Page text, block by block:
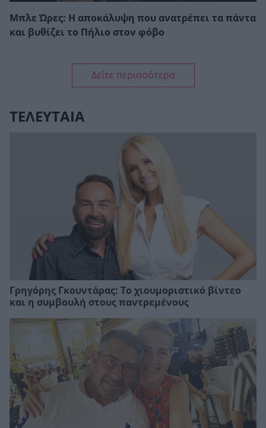
Μπλε Ώρες: Η αποκάλυψη που ανατρέπει τα πάντα
και βυθίζει το Πήλιο στον φόβο
Δείτε περισσότερα
ΤΕΛΕΥΤΑΙΑ
Γρηγόρης Γκουντάρας: Το χιουμοριστικό βίντεο
και η συμβουλή στους παντρεμένους